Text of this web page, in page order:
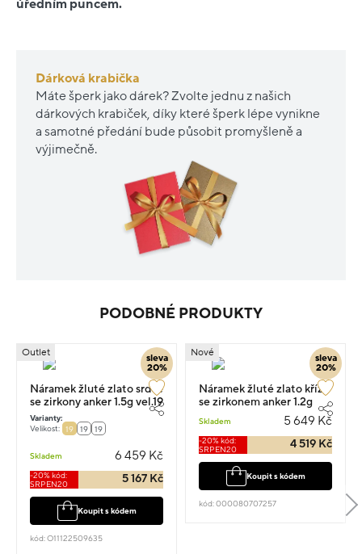
úředním puncem.
Dárková krabička
Máte šperk jako dárek? Zvolte jednu z našich
dárkových krabiček, díky které šperk lépe vynikne
a samotné předání bude působit promyšleně a
výjimečně.
PODOBNÉ PRODUKTY
sleva
20%
Outlet
Náramek žluté zlato srdce
se zirkony anker 1.5g vel.19
Varianty:
Velikost:
19 19 19
Skladem 6 459 Kč
-20% kód:
SRPEN20
5 167 Kč
Koupit s kódem
kód: O11122509635
sleva
20%
Nové
Náramek žluté zlato kříž
se zirkonem anker 1.2g
Skladem 5 649 Kč
-20% kód:
SRPEN20
4 519 Kč
Koupit s kódem
kód: 000080707257